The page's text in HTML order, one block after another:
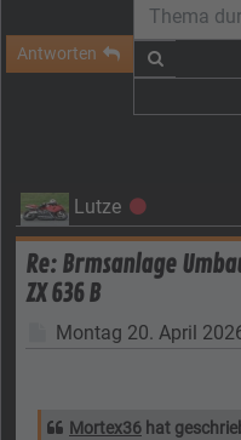
Antworten
Lutze Offline
Re: Brmsanlage
ZX 636 B
Beitrag
Montag 20. April
Mortex36 hat